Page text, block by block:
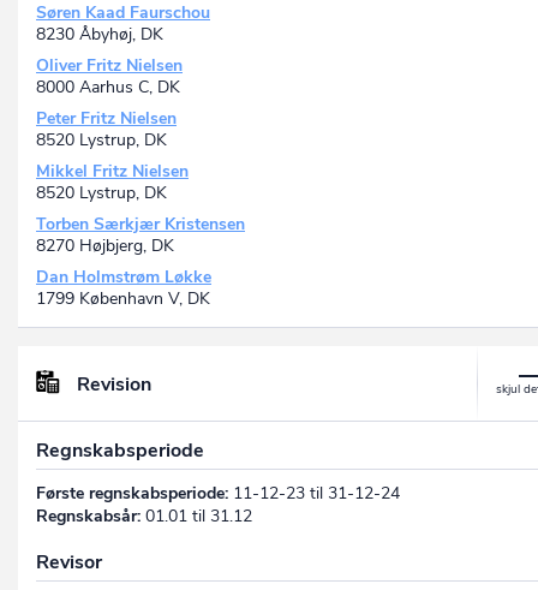
Søren Kaad Faurschou
8230 Åbyhøj, DK
Oliver Fritz Nielsen
8000 Aarhus C, DK
Peter Fritz Nielsen
8520 Lystrup, DK
Mikkel Fritz Nielsen
8520 Lystrup, DK
Torben Særkjær Kristensen
8270 Højbjerg, DK
Dan Holmstrøm Løkke
1799 København V, DK
Revision
Regnskabsperiode
Første regnskabsperiode: 11-12-23 til 31-12-24
Regnskabsår: 01.01 til 31.12
Revisor